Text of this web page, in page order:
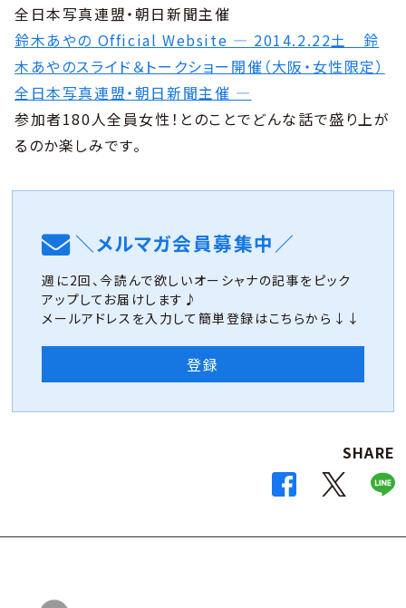
全日本写真連盟・朝日新聞主催
鈴木あやの Official Website — 2014.2.22土 鈴
木あやのスライド＆トークショー開催（大阪・女性限定）
全日本写真連盟・朝日新聞主催 —
参加者180人全員女性！とのことでどんな話で盛り上が
るのか楽しみです。
＼メルマガ会員募集中／
週に2回、今読んで欲しいオーシャナの記事をピック
アップしてお届けします♪
メールアドレスを入力して簡単登録はこちらから↓↓
登録
SHARE